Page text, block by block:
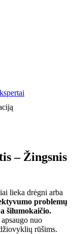
– Žingsnis
lieka drėgni arba
problemų
šilumokaičio.
nuo
rūšims.